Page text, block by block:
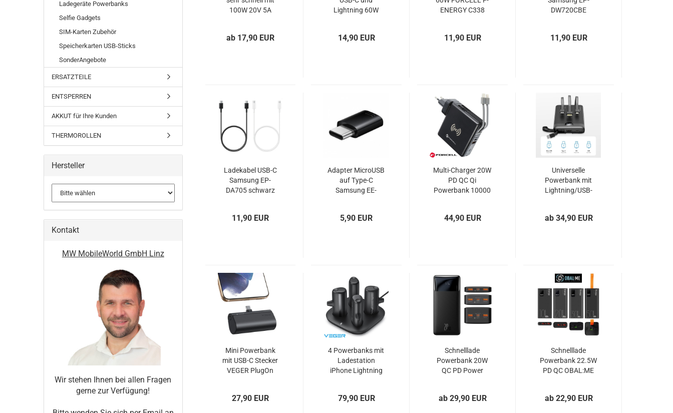
100W 20V 5A
Tactical Fast Rope
ab 17,90 EUR
Lightning 60W
chrome
14,90 EUR
ENERGY C338
11,90 EUR
DW720CBE
11,90 EUR
Ladekabel USB-C
Samsung EP-
DA705 schwarz
11,90 EUR
Adapter MicroUSB
auf Type-C
Samsung EE-
5,90 EUR
Multi-Charger 20W
PD QC Qi
Powerbank 10000
44,90 EUR
Universelle
Powerbank mit
Lightning/USB-
schwarz
ab 34,90 EUR
Mini Powerbank
mit USB-C Stecker
VEGER PlugOn
27,90 EUR
4 Powerbanks mit
Ladestation
iPhone Lightning
79,90 EUR
Schnelllade
Powerbank 20W
QC PD Power
ab 29,90 EUR
Schnelllade
Powerbank 22.5W
PD QC OBAL:ME
ab 22,90 EUR
Ladegeräte Powerbanks
Selfie Gadgets
SIM-Karten Zubehör
Speicherkarten USB-Sticks
SonderAngebote
ERSATZTEILE
ENTSPERREN
AKKUT für Ihre Kunden
THERMOROLLEN
Hersteller
Kontakt
MW MobileWorld GmbH Linz
Wir stehen Ihnen bei allen Fragen
gerne zur Verfügung!